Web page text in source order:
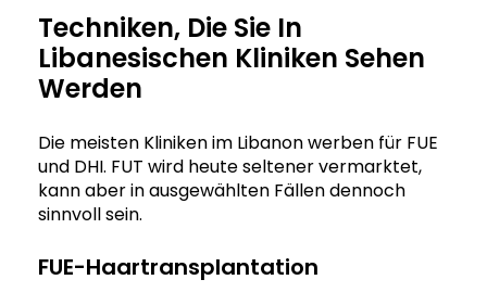
Techniken, Die Sie In
Libanesischen Kliniken Sehen
Werden
Die meisten Kliniken im Libanon werben für FUE
und DHI. FUT wird heute seltener vermarktet,
kann aber in ausgewählten Fällen dennoch
sinnvoll sein.
FUE-Haartransplantation